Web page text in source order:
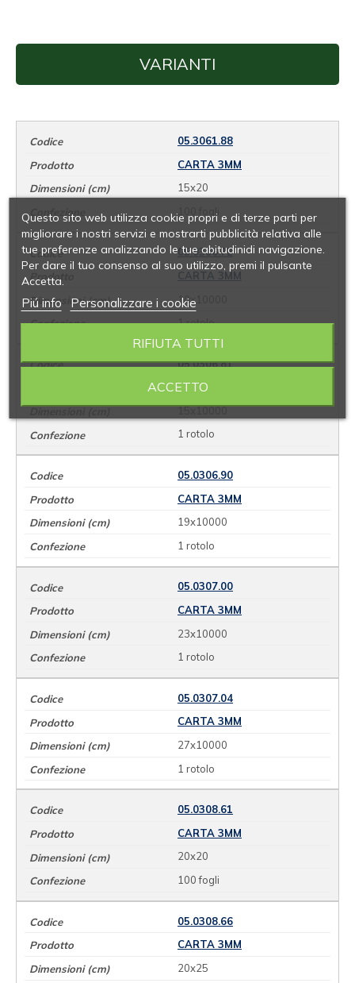
VARIANTI
05.3061.88
CARTA 3MM
15x20
100 fogli
05.0306.72
CARTA 3MM
10x10000
1 rotolo
05.0306.81
CARTA 3MM
15x10000
1 rotolo
05.0306.90
CARTA 3MM
19x10000
1 rotolo
05.0307.00
CARTA 3MM
23x10000
1 rotolo
05.0307.04
CARTA 3MM
27x10000
1 rotolo
05.0308.61
CARTA 3MM
20x20
100 fogli
05.0308.66
CARTA 3MM
20x25
Questo sito web utilizza cookie propri e di terze parti per
migliorare i nostri servizi e mostrarti pubblicità relativa alle
tue preferenze analizzando le tue abitudinidi navigazione.
Per dare il tuo consenso al suo utilizzo, premi il pulsante
Accetta.
Piú info Personalizzare i cookie
RIFIUTA TUTTI
ACCETTO